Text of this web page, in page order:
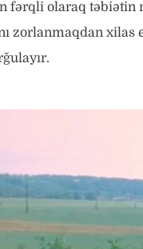
fərqli olaraq təbiətin
zorlanmaqdan xilas